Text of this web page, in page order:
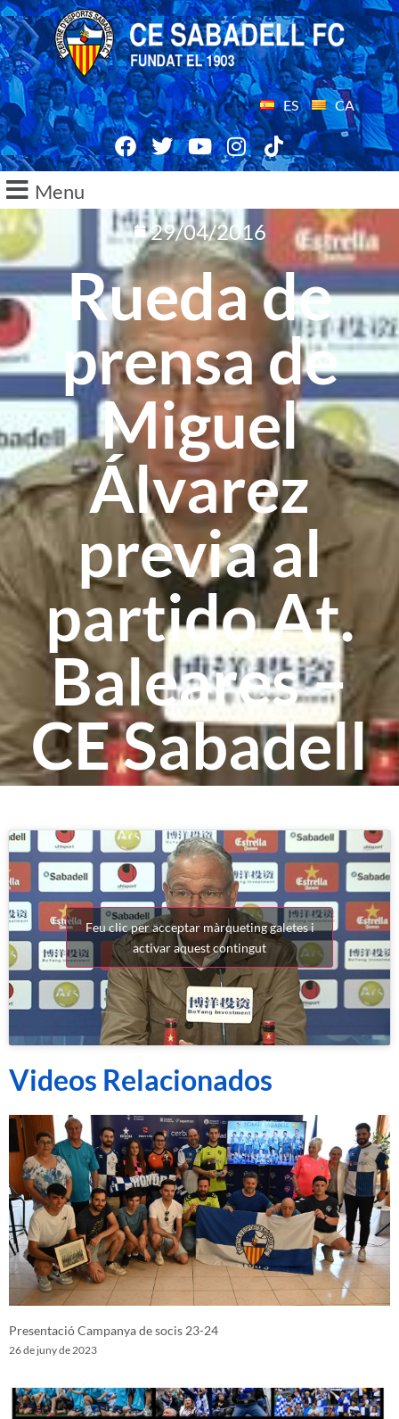
ES CA
Menu
29/04/2016
Rueda de
prensa de
Miguel
Álvarez
previa al
partido At.
Baleares –
CE Sabadell
Feu clic per acceptar màrqueting galetes i
activar aquest contingut
Videos Relacionados
Presentació Campanya de socis 23-24
26 de juny de 2023